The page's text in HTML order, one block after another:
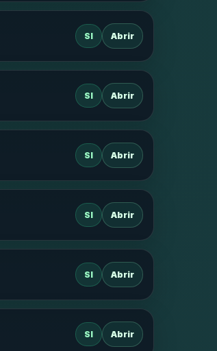
SI Abrir
SI Abrir
SI Abrir
SI Abrir
SI Abrir
SI Abrir